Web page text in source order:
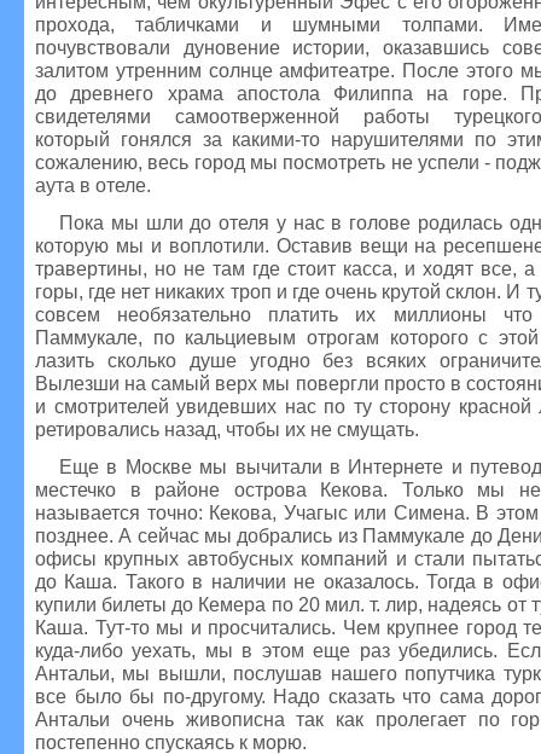
прохода, табличками и шумными толпами.
почувствовали дуновение истории, оказавшись
залитом утренним солнце амфитеатре. После этого
до древнего храма апостола Филиппа на горе.
свидетелями самоотверженной работы
который гонялся за какими-то нарушителями по
сожалению, весь город мы посмотреть не успели -
аута в отеле.
Пока мы шли до отеля у нас в голове родилась
которую мы и воплотили. Оставив вещи на
травертины, но не там где стоит касса, и ходят все,
горы, где нет никаких троп и где очень крутой склон. И
совсем необязательно платить их миллионы
Паммукале, по кальциевым отрогам которого с
лазить сколько душе угодно без всяких
Вылезши на самый верх мы повергли просто в
и смотрителей увидевших нас по ту сторону
ретировались назад, чтобы их не смущать.
Еще в Москве мы вычитали в Интернете и
местечко в районе острова Кекова. Только мы
называется точно: Кекова, Учагыс или Симена. В
позднее. А сейчас мы добрались из Паммукале до
офисы крупных автобусных компаний и стали
до Каша. Такого в наличии не оказалось. Тогда в
купили билеты до Кемера по 20 мил. т. лир, надеясь от
Каша. Тут-то мы и просчитались. Чем крупнее город
куда-либо уехать, мы в этом еще раз убедились.
Антальи, мы вышли, послушав нашего попутчика
все было бы по-другому. Надо сказать что сама
Антальи очень живописна так как пролегает по
постепенно спускаясь к морю.